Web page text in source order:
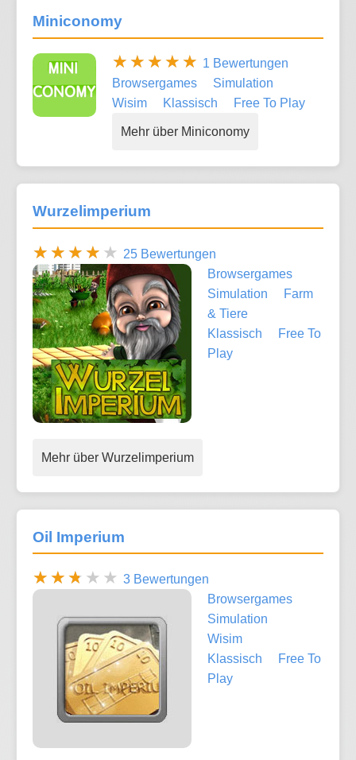
Miniconomy
1 Bewertungen
Browsergames
Simulation
Wisim
Klassisch Free To Play
Mehr über Miniconomy
Wurzelimperium
25 Bewertungen
Browsergames
Simulation
Farm
& Tiere
Klassisch
Free To
Play
Mehr über Wurzelimperium
Oil Imperium
3 Bewertungen
Browsergames
Simulation
Wisim
Klassisch
Free To
Play